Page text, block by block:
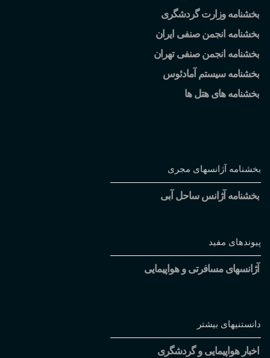
بخشنامه وزارت گردشگری
بخشنامه انجمن صنفی ایران
بخشنامه انجمن صنفی تهران
بخشنامه سیستم آمادئوس
بخشنامه های هتل ها
بخشنامه آژانسهای مجری
بخشنامه آژانس ساحل آبی
پیوندهای مفید
آژانسهای مسافرتی و هواپیمایی
دانستنیهای بیشتر
اخبار هواپیمایی و گردشگری